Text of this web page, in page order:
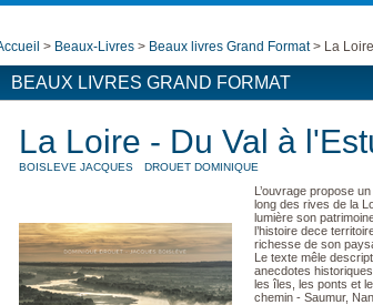
> Beaux-Livres > Beaux livres Grand Format > La
BEAUX LIVRES GRAND FORMAT
La Loire - Du Val à
BOISLEVE JACQUES DROUET DOMINIQUE
L’ouvrage propose
long des rives de la
lumière son
l’histoire dece
richesse de son
Le texte mêle
anecdotes
les îles, les ponts et
chemin - Saumur,